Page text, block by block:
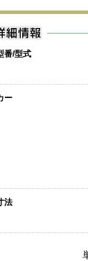
番/型式
ー
法